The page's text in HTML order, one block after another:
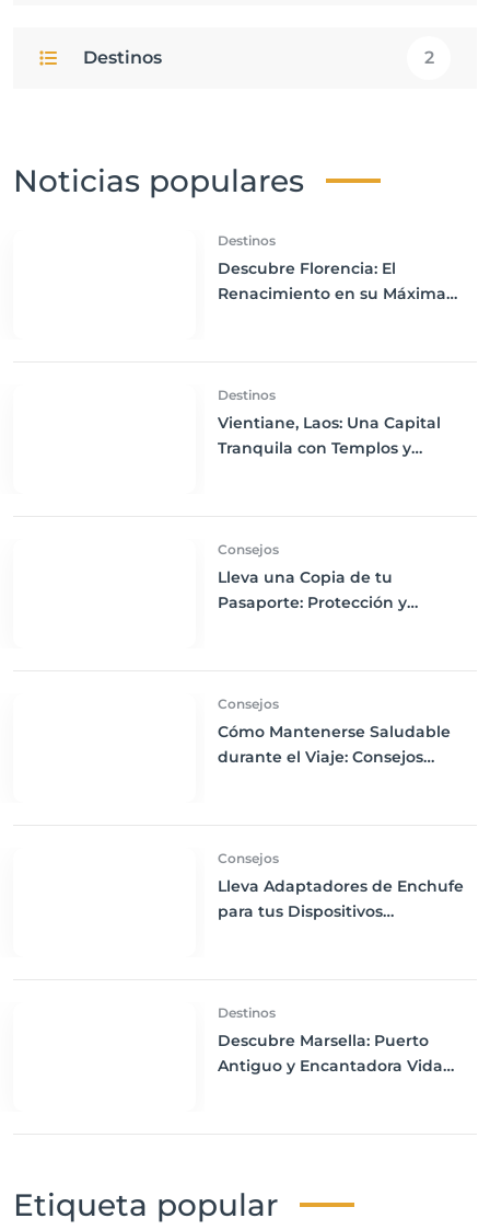
Destinos 2
Noticias populares
Destinos
Descubre Florencia: El
Renacimiento en su Máxima
Destinos
Vientiane, Laos: Una Capital
Tranquila con Templos y
Consejos
Lleva una Copia de tu
Pasaporte: Protección y
Consejos
Cómo Mantenerse Saludable
durante el Viaje: Consejos
Consejos
Lleva Adaptadores de Enchufe
para tus Dispositivos
Destinos
Descubre Marsella: Puerto
Antiguo y Encantadora Vida
Etiqueta popular